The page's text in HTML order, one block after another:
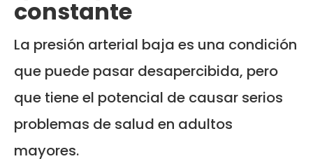
constante
La presión arterial baja es una condición
que puede pasar desapercibida, pero
que tiene el potencial de causar serios
problemas de salud en adultos
mayores.